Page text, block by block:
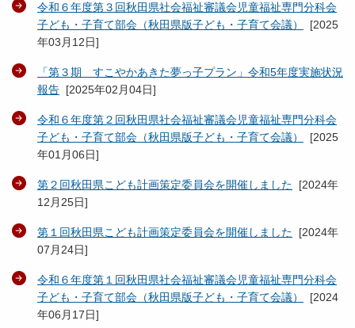
令和６年度第３回秋田県社会福祉審議会児童福祉専門分科会
子ども・子育て部会（秋田県版子ども・子育て会議）
[2025
年03月12日]
「第３期 すこやかあきた夢っ子プラン」令和5年度実施状況
報告 [2025年02月04日]
令和６年度第２回秋田県社会福祉審議会児童福祉専門分科会
子ども・子育て部会（秋田県版子ども・子育て会議）
[2025
年01月06日]
第２回秋田県こども計画策定委員会を開催しました [2024年
12月25日]
第１回秋田県こども計画策定委員会を開催しました [2024年
07月24日]
令和６年度第１回秋田県社会福祉審議会児童福祉専門分科会
子ども・子育て部会（秋田県版子ども・子育て会議）
[2024
年06月17日]